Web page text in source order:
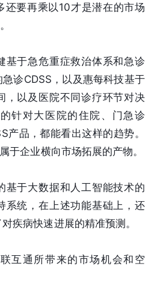
还要再乘以10才是潜在的市场
基于急危重症救治体系和急诊
诊CDSS，以及惠每科技基于
，以及医院不同诊疗环节对决
针对大医院的住院、门急诊
产品，都能看出这样的趋势。
于企业横向市场拓展的产物。
基于大数据和人工智能技术的
系统，在上述功能基础上，还
疾病快速进展的精准预测。
互通所带来的市场机会和空